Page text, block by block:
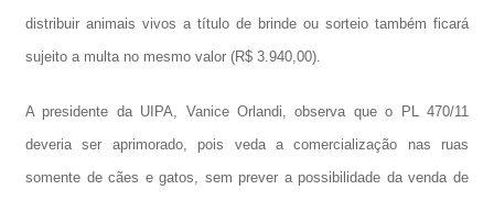
distribuir animais vivos a título de brinde ou sorteio também ficará
sujeito a multa no mesmo valor (R$ 3.940,00).
A presidente da UIPA, Vanice Orlandi, observa que o PL 470/11
deveria ser aprimorado, pois veda a comercialização nas ruas
somente de cães e gatos, sem prever a possibilidade da venda de